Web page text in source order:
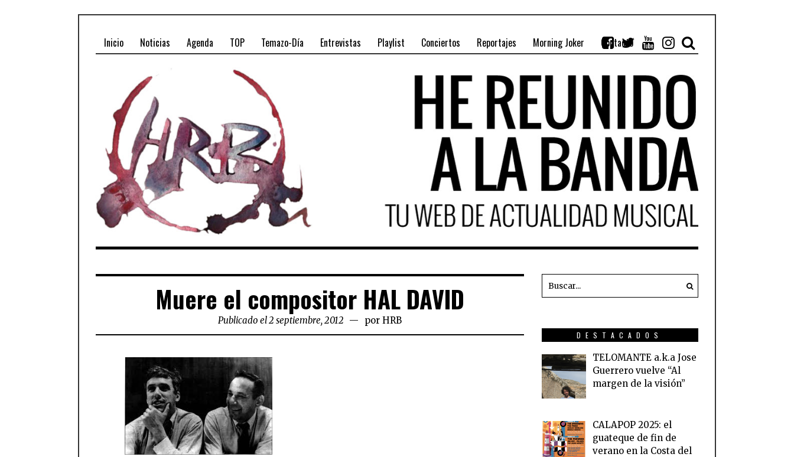
Inicio Noticias Agenda TOP Temazo-Día Entrevistas Playlist Conciertos Reportajes Morning Joker Contacto
Muere el compositor HAL DAVID
Publicado el 2 septiembre, 2012 por HRB
DESTACADOS
TELOMANTE a.k.a Jose
Guerrero vuelve “Al
margen de la visión”
CALAPOP 2025: el
guateque de fin de
verano en la Costa del